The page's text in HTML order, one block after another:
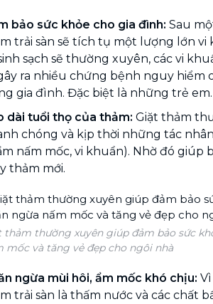
bảo sức khỏe cho gia đình: Sau
trải sàn sẽ tích tụ một lượng lớn
sạch sẽ thường xuyên, các vi
ra nhiều chứng bệnh nguy hiểm
gia đình. Đặc biệt là những trẻ em.
dài tuổi thọ của thảm: Giặt thảm
chóng và kịp thời những tác
nấm mốc, vi khuẩn). Nhờ đó giúp
thảm mới.
thảm thường xuyên giúp đảm bảo sức
mốc và tăng vẻ đẹp cho ngôi nhà
ngừa mùi hôi, ẩm mốc khó chịu:
trải sàn là thấm nước và các chất